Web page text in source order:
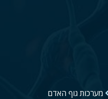
מערכות גוף האדם